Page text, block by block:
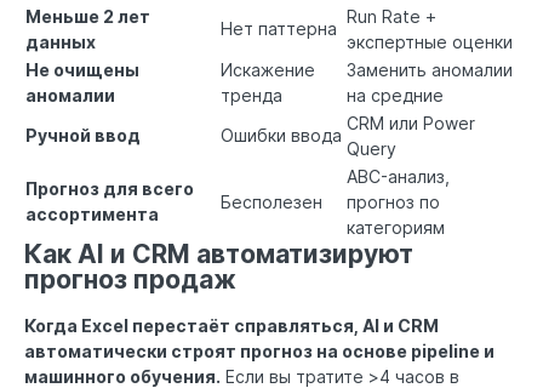
Меньше 2 лет
данных
Нет паттерна
Run Rate +
экспертные оценки
Не очищены
аномалии
Искажение
тренда
Заменить аномалии
на средние
Ручной ввод
Ошибки ввода
CRM или Power
Query
Прогноз для всего
ассортимента
Бесполезен
ABC-анализ,
прогноз по
категориям
Как AI и CRM автоматизируют
прогноз продаж
Когда Excel перестаёт справляться, AI и CRM
автоматически строят прогноз на основе pipeline и
машинного обучения. Если вы тратите >4 часов в